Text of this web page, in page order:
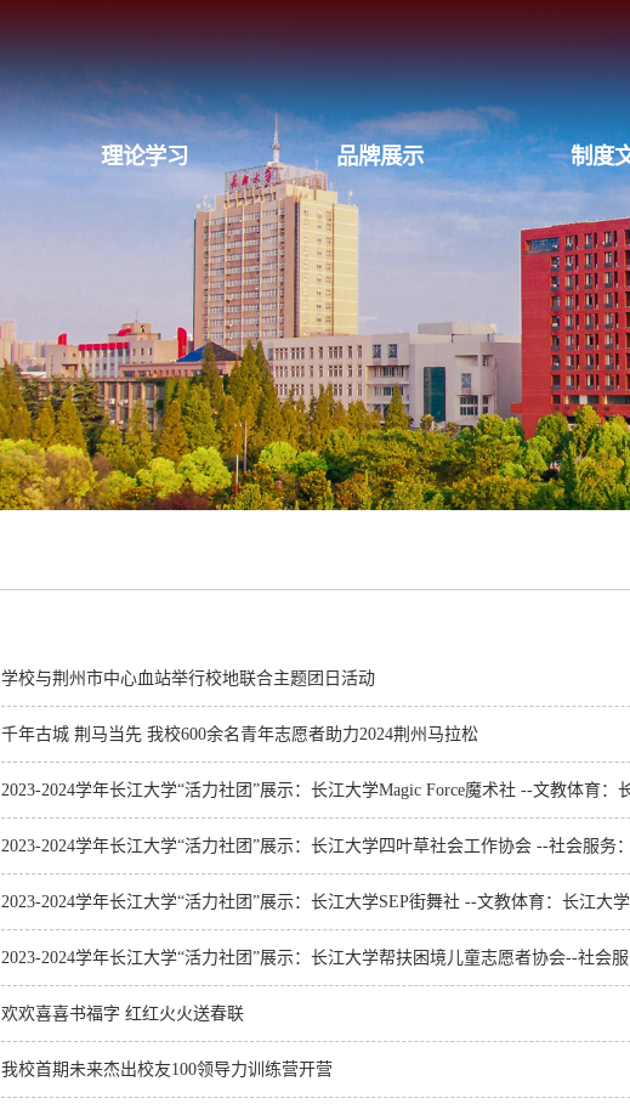
理论学习 品牌展示 制度
学校与荆州市中心血站举行校地联合主题团日活动
千年古城 荆马当先 我校600余名青年志愿者助力2024荆州马拉松
2023-2024学年长江大学“活力社团”展示：长江大学Magic Force魔术社 --文教体育：
2023-2024学年长江大学“活力社团”展示：长江大学四叶草社会工作协会 --社会服务
2023-2024学年长江大学“活力社团”展示：长江大学SEP街舞社 --文教体育：长江大
2023-2024学年长江大学“活力社团”展示：长江大学帮扶困境儿童志愿者协会--社会服
欢欢喜喜书福字 红红火火送春联
我校首期未来杰出校友100领导力训练营开营